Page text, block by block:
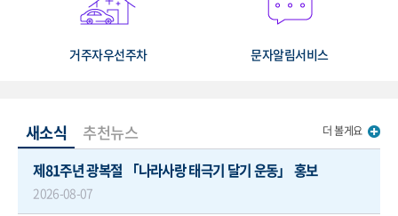
거주자우선주차 문자알림서비스
새소식 추천뉴스
제81주년 광복절 「나라사랑 태극기 달기 운동」 홍보
2026-08-07
더 볼게요